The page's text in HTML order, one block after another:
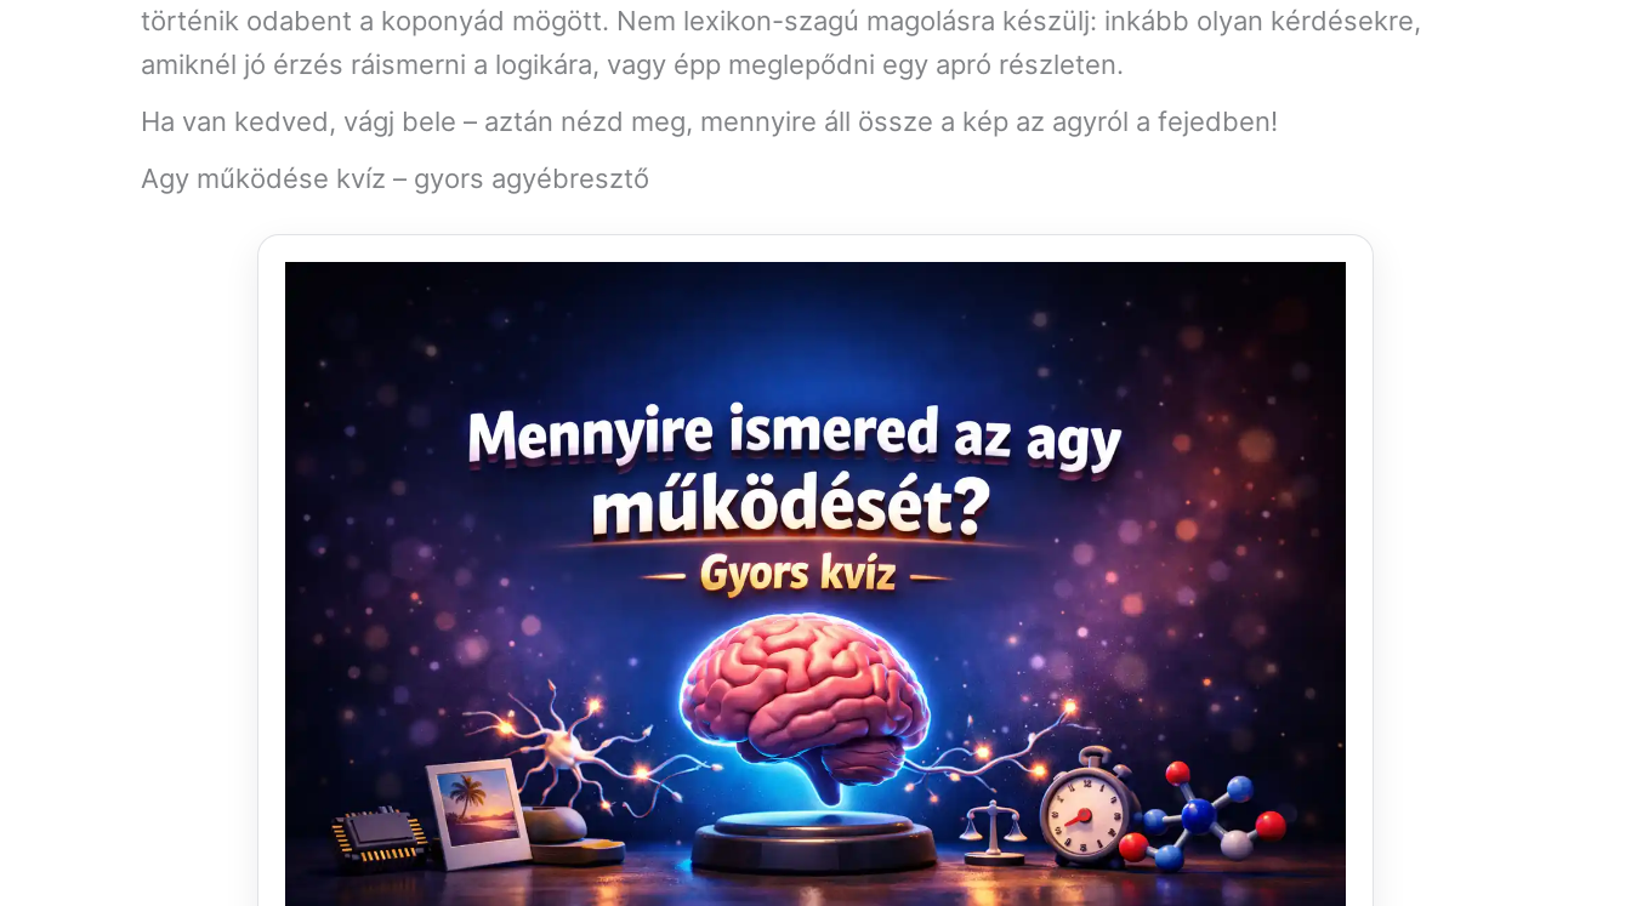
történik odabent a koponyád mögött. Nem lexikon-szagú magolásra készülj: inkább olyan kérdésekre,
amiknél jó érzés ráismerni a logikára, vagy épp meglepődni egy apró részleten.
Ha van kedved, vágj bele – aztán nézd meg, mennyire áll össze a kép az agyról a fejedben!
Agy működése kvíz – gyors agyébresztő